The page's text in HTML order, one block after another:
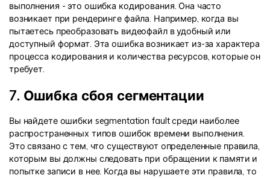
выполнения - это ошибка кодирования. Она часто
возникает при рендеринге файла. Например, когда вы
пытаетесь преобразовать видеофайл в удобный или
доступный формат. Эта ошибка возникает из-за характера
процесса кодирования и количества ресурсов, которые он
требует.
7. Ошибка сбоя сегментации
Вы найдете ошибки segmentation fault среди наиболее
распространенных типов ошибок времени выполнения.
Это связано с тем, что существуют определенные правила,
которым вы должны следовать при обращении к памяти и
попытке записи в нее. Когда вы нарушаете эти правила, то